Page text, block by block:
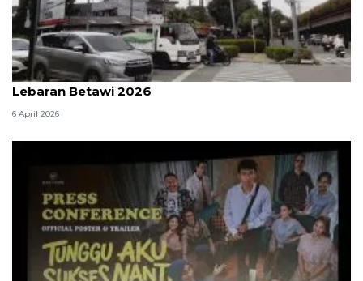
DKI kemarin, banner film horor dicopot hingga
Lebaran Betawi 2026
6 April 2026